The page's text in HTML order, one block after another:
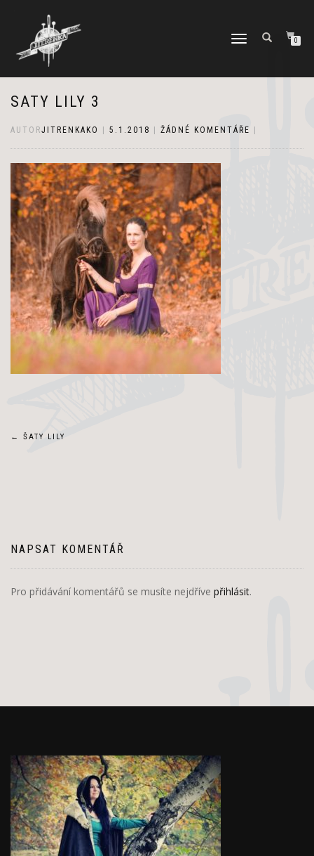
PŘEPNOUT
0
SATY LILY 3
AUTORJITRENKAKO 5.1.2018 ŽÁDNÉ KOMENTÁŘE
Navigace
← ŠATY LILY
NAPSAT KOMENTÁŘ
Pro přidávání komentářů se musíte nejdříve přihlásit.